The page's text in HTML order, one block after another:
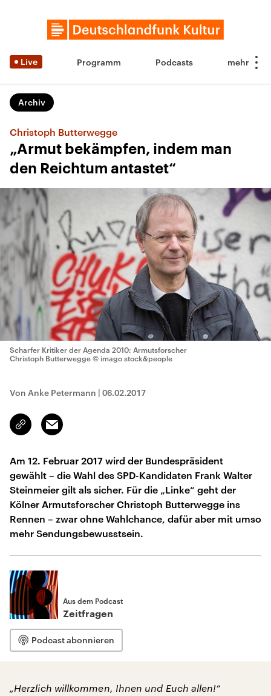
Live Programm Podcasts
Archiv
Christoph Butterwegge
„Armut bekämpfen, indem man
den Reichtum antastet“
Scharfer Kritiker der Agenda 2010: Armutsforscher
Christoph Butterwegge © imago stock&people
Von Anke Petermann | 06.02.2017
Link
kopieren/teilen
Email
Am 12. Februar 2017 wird der Bundespräsident
gewählt – die Wahl des SPD-Kandidaten Frank Walter
Steinmeier gilt als sicher. Für die „Linke“ geht der
Kölner Armutsforscher Christoph Butterwegge ins
Rennen – zwar ohne Wahlchance, dafür aber mit umso
mehr Sendungsbewusstsein.
Aus dem Podcast
Zeitfragen
Podcast abonnieren
„Herzlich willkommen, Ihnen und Euch allen!“